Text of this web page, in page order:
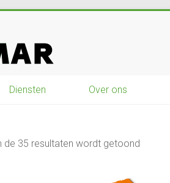
Diensten Over ons
de 35 resultaten wordt getoond